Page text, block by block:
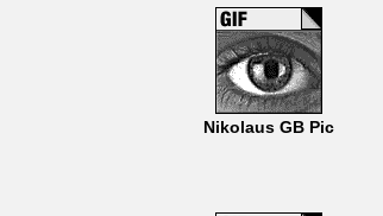
Nikolaus GB Pic